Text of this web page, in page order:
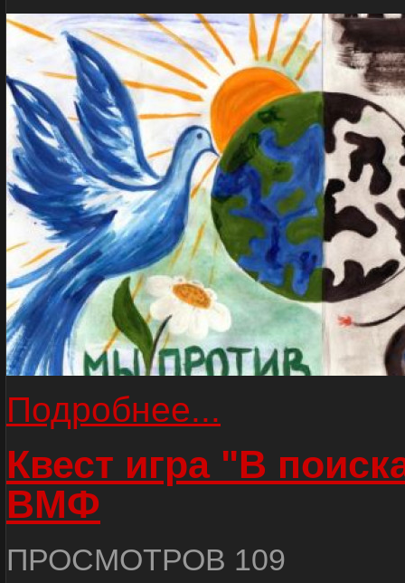
Подробнее...
Квест игра "В
ВМФ
ПРОСМОТРОВ 109